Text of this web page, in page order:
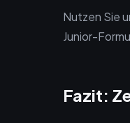
Nutzen Sie
Junior-
Fazit: